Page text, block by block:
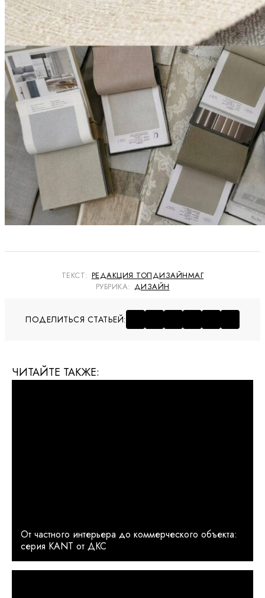
ТЕКСТ: РЕДАКЦИЯ ТОПДИЗАЙНМАГ
РУБРИКА: ДИЗАЙН
ПОДЕЛИТЬСЯ СТАТЬЕЙ:
ЧИТАЙТЕ ТАКЖЕ:
От частного интерьера до коммерческого объекта:
серия KANT от ДКС